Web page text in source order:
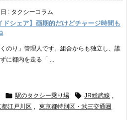
: タクシーコラム
ドシェア】画期的だけどチャージ時間も
のり」管理人です。組合からも独立し、誰
に都内を走る「 ...
 駅のタクシー乗り場  JR総武線
都江戸川区
東京都特別区・武三交通圏